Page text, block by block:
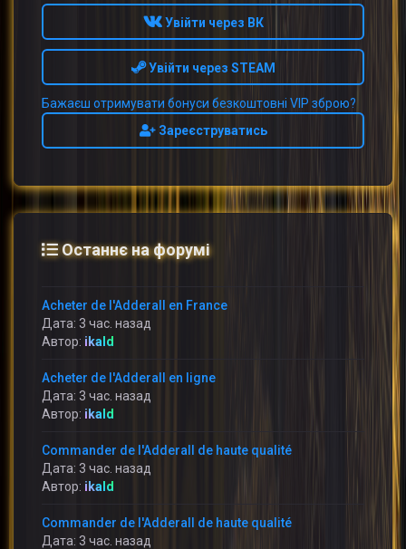
Увійти через ВК
Увійти через STEAM
Бажаєш отримувати бонуси безкоштовні VIP зброю?
Зареєструватись
Останнє на форумі
Acheter de l'Adderall en France
Дата: 3 час. назад
Автор: ikald
Acheter de l'Adderall en ligne
Дата: 3 час. назад
Автор: ikald
Commander de l'Adderall de haute qualité
Дата: 3 час. назад
Автор: ikald
Commander de l'Adderall de haute qualité
Дата: 3 час. назад